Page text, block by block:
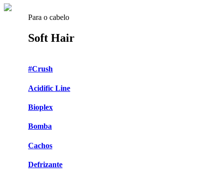
Para o cabelo
Soft Hair
#Crush
Acidific Line
Bioplex
Bomba
Cachos
Defrizante